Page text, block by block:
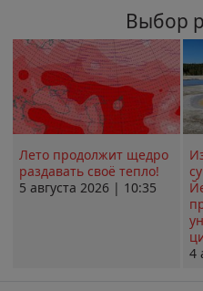
Выбор
Лето продолжит щедро
раздавать своё тепло!
5 августа 2026 | 10:35
4